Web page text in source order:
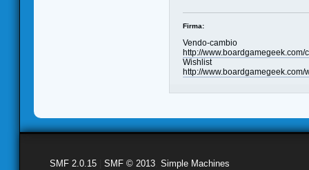
Firma:
Vendo-cambio
http://
Wishlist
http://www.boardgamegeek.com/
SMF 2.0.15 SMF © 2013 Simple Machines